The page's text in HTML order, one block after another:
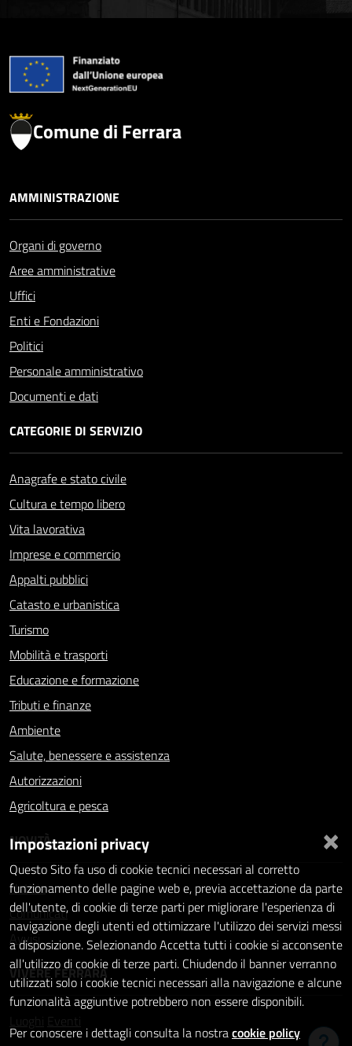
Comune di Ferrara
AMMINISTRAZIONE
Organi di governo
Aree amministrative
Uffici
Enti e Fondazioni
Politici
Personale amministrativo
Documenti e dati
CATEGORIE DI SERVIZIO
Anagrafe e stato civile
Cultura e tempo libero
Vita lavorativa
Imprese e commercio
Appalti pubblici
Catasto e urbanistica
Turismo
Mobilità e trasporti
Educazione e formazione
Tributi e finanze
Ambiente
Salute, benessere e assistenza
Autorizzazioni
Agricoltura e pesca
NOVITÀ
Notizie
Comunicati
Avvisi
VIVERE FERRARA
Luoghi
Eventi
×
Impostazioni privacy
Questo Sito fa uso di cookie tecnici necessari al corretto
funzionamento delle pagine web e, previa accettazione da parte
dell'utente, di cookie di terze parti per migliorare l'esperienza di
navigazione degli utenti ed ottimizzare l'utilizzo dei servizi messi
a disposizione. Selezionando Accetta tutti i cookie si acconsente
all'utilizzo di cookie di terze parti. Chiudendo il banner verranno
utilizzati solo i cookie tecnici necessari alla navigazione e alcune
funzionalità aggiuntive potrebbero non essere disponibili.
Per conoscere i dettagli consulta la nostracookie policy